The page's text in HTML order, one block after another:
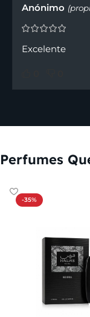
Anónimo
Excelente
Perfumes
-35%